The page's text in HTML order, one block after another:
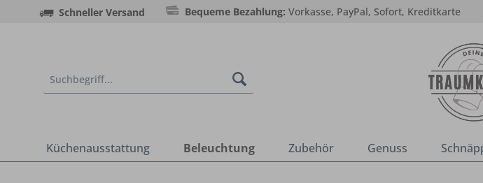
Schneller Versand Bequeme Bezahlung: Vorkasse, PayPal, Sofort, Kreditkarte
Küchenausstattung Beleuchtung Zubehör Genuss